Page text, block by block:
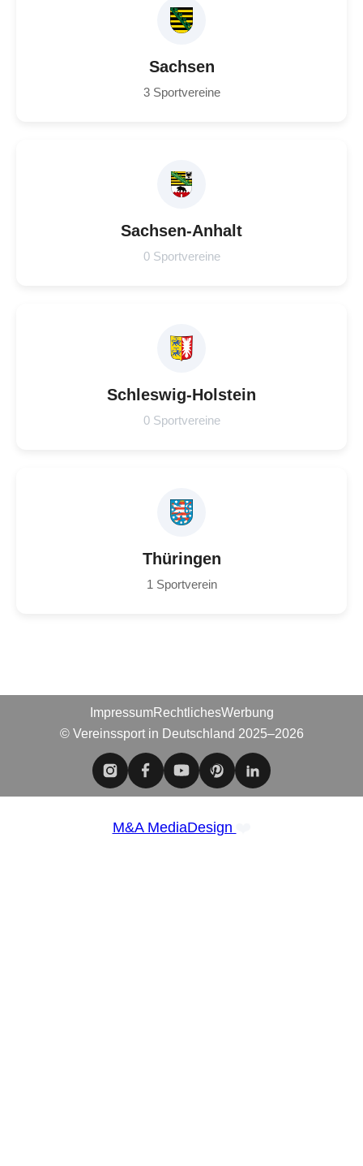
Sachsen
3 Sportvereine
Sachsen-Anhalt
0 Sportvereine
Schleswig-Holstein
0 Sportvereine
Thüringen
1 Sportverein
ImpressumRechtlichesWerbung
© Vereinssport in Deutschland 2025–2026
M&A MediaDesign